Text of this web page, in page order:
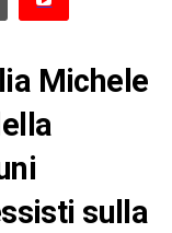
Michele
sulla